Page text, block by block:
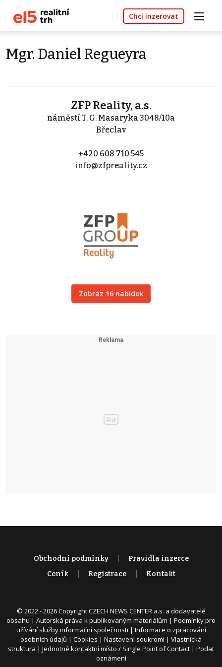
Chci inzerovat
Mgr. Daniel Regueyra
ZFP Reality, a.s.
náměstí T. G. Masaryka 3048/10a
Břeclav
+420 608 710 545
info@zfpreality.cz
Zobraz 16 nabídek
Obchodní podmínky
Pravidla inzerce
Ceník
Registrace Kontakt
© 2022 - 2026 Copyright CZECH NEWS CENTER a.s. a dodavatelé
obsahu | Autorská práva k publikovaným materiálům | Podmínky pro
užívání služby informační společnosti | Informace o zpracování
osobních údajů | Cookies | Nastavení soukromí | Vlastnická
struktura | Jednotné kontaktní místo / Single Point of Contact | Podat
oznámení